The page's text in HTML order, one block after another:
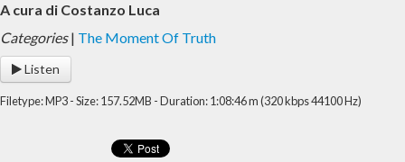
A cura di Costanzo Luca
Categories| The Moment Of Truth
Listen
Filetype: MP3 - Size: 157.52MB - Duration: 1:08:46 m (320 kbps 44100 Hz)